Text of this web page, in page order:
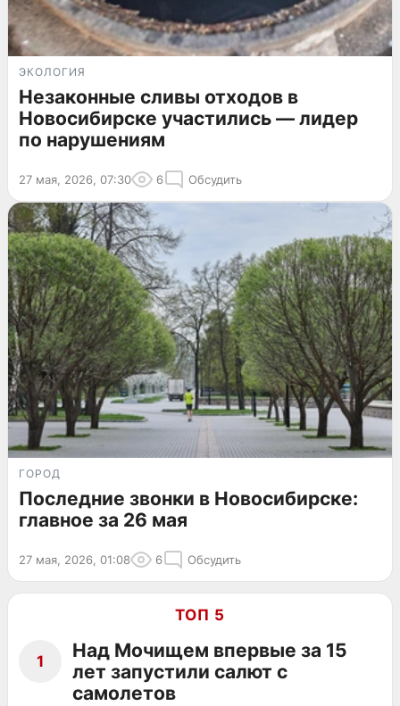
ЭКОЛОГИЯ
Незаконные сливы отходов в
Новосибирске участились — лидер
по нарушениям
27 мая, 2026, 07:30 6 Обсудить
ГОРОД
Последние звонки в Новосибирске:
главное за 26 мая
27 мая, 2026, 01:08 6 Обсудить
ТОП 5
1
Над Мочищем впервые за 15
лет запустили салют с
самолетов